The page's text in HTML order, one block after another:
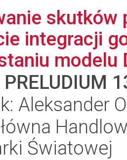
integracji
modelu
PRELUDIUM
Aleksander
Światowej